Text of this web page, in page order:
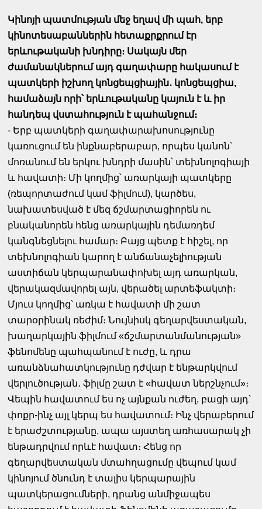
Կինոյի պատմության մեջ եղավ մի պահ, երբ
կինոտեսաբաններին հետաքրքրում էր
երևութականի խնդիրը։ Սակայն մեր
ժամանակներում այդ գաղափարը հակասում է
պատկերի իշխող կոնցեպցիային․ կոնցեպցիա,
համաձայն որի՝ երևութականը կայուն է և իր
հանդեպ վստահություն է պահանջում։
- Երբ պատկերի գաղափարախոսությունը
կառուցում են ինքնաբերաբար, որպես կանոն՝
մոռանում են երկու խնդրի մասին՝ տեխնոլոգիայի
և հավատի։ Մի կողմից՝ առարկայի պատկերը
(ռեպորտաժում կամ ֆիլմում), կարծես,
նախատեսված է մեզ ճշմարտացիորեն ու
բնականորեն հենց առարկային դեմառդեմ
կանգնեցնելու համար։ Բայց պետք է հիշել, որ
տեխնոլոգիան կարող է անճանաչելիության
աստիճան կերպարանափոխել այդ առարկան,
վերակազմավորել այն, վերածել արտեֆակտի։
Մյուս կողմից՝ առկա է հավատի մի շատ
տարօրինակ ռեժիմ։ Նույնիսկ գեղարվեստական,
խաղարկային ֆիլմում «ճշմարտանմանության»
ֆենոմենը պահպանում է ուժը, և դրա
առանձնահատկությունը դժվար է ենթարկվում
վերլուծության․ ֆիլմը շատ է «հավատ ներշնչում»։
Վեպին հավատում ես ոչ այնքան ուժեղ, բացի այդ՝
փոքր-ինչ այլ կերպ ես հավատում։ Ինչ վերաբերում
է երաժշտությանը, ապա այստեղ առհասարակ չի
ենթադրվում որևէ հավատ։ Հենց որ
գեղարվեստական մտահղացումը վեպում կամ
կինոյում ծնունդ է տալիս կերպարային
պատկերացումների, դրանց անմիջապես